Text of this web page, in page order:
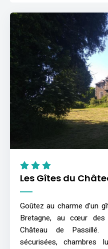
Les Gîtes du
Goûtez au charme d’un
Bretagne, au cœur
Château de Passillé.
sécurisées, chambres